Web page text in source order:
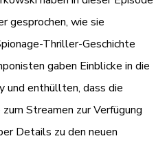
gesprochen, wie sie
Thriller-Geschichte
gaben Einblicke in die
und enthüllten, dass die
Streamen zur Verfügung
Details zu den neuen